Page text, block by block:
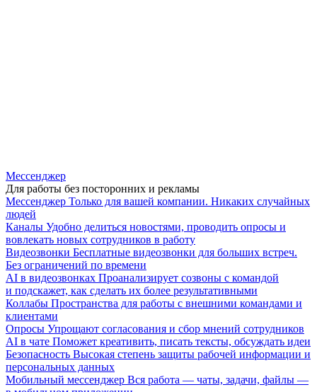
Мессенджер
Для работы без посторонних и рекламы
Мессенджер Только для вашей компании. Никаких случайных
людей
Каналы Удобно делиться новостями, проводить опросы и
вовлекать новых сотрудников в работу
Видеозвонки Бесплатные видеозвонки для больших встреч.
Без ограничений по времени
AI в видеозвонках Проанализирует созвоны с командой
и подскажет, как сделать их более результативными
Коллабы Пространства для работы с внешними командами и
клиентами
Опросы Упрощают согласования и сбор мнений сотрудников
AI в чате Поможет креативить, писать тексты, обсуждать идеи
Безопасность Высокая степень защиты рабочей информации и
персональных данных
Мобильный мессенджер Вся работа — чаты, задачи, файлы —